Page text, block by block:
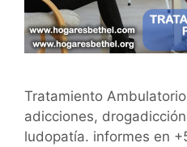
Tratamiento
adicciones,
ludopatía. informes en